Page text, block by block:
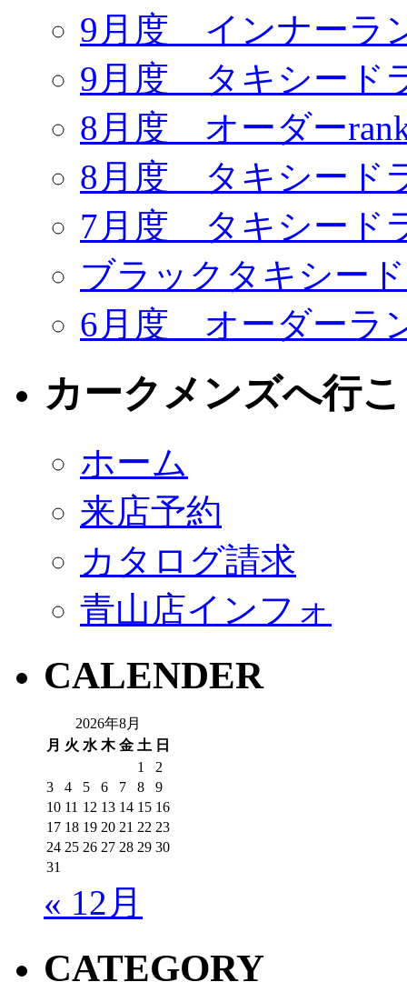
9月度 インナーラ
9月度 タキシード
8月度 オーダー
8月度 タキシード
7月度 タキシード
ブラックタキシー
6月度 オーダーラ
カークメンズへ行
ホーム
来店予約
カタログ請求
青山店インフォ
CALENDER
2026年8月
月 火 水 木 金 土 日
1
2
3
4 5 6 7 8
9
10 11 12 13 14 15 16
17 18 19 20 21 22 23
24 25 26 27 28 29 30
31
« 12月
CATEGORY